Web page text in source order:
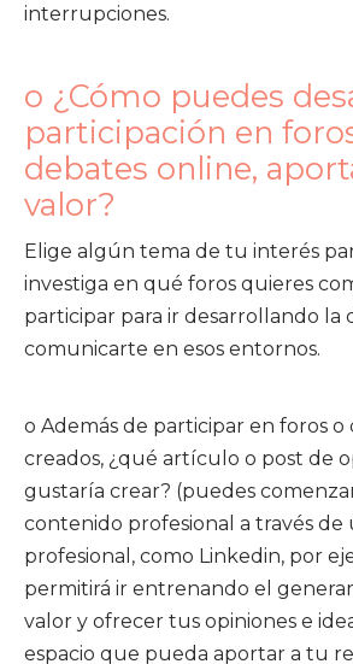
interrupciones.
o ¿Cómo puedes
participación en
debates online,
valor?
Elige algún tema de tu interés
investiga en qué foros quieres
participar para ir desarrollando la
comunicarte en esos entornos.
o Además de participar en foros o
creados, ¿qué artículo o post de
gustaría crear? (puedes
contenido profesional a través de
profesional, como Linkedin, por
permitirá ir entrenando el
valor y ofrecer tus opiniones e
espacio que pueda aportar a tu